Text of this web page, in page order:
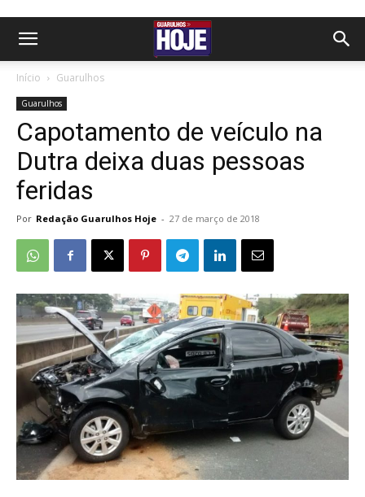
Início Guarulhos
Guarulhos
Capotamento de veículo na
Dutra deixa duas pessoas
feridas
Por Redação Guarulhos Hoje - 27 de março de 2018